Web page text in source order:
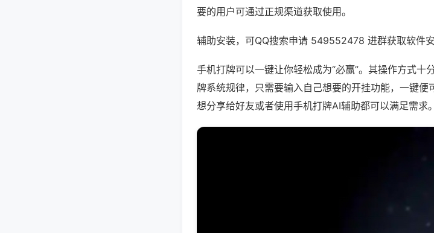
要的用户可通过正规渠道获取使用。
辅助安装，可QQ搜索申请 549552478 进群获取软件
手机打牌可以一键让你轻松成为“必赢”。其操作方式
牌系统规律，只需要输入自己想要的开挂功能，一键
想分享给好友或者使用手机打牌AI辅助都可以满足需求。